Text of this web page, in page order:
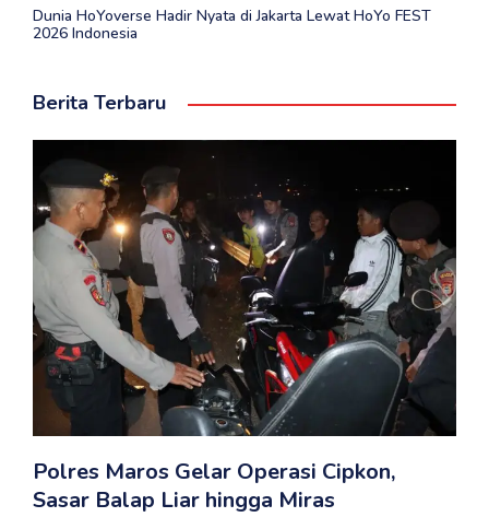
Dunia HoYoverse Hadir Nyata di Jakarta Lewat HoYo FEST
2026 Indonesia
Berita Terbaru
Polres Maros Gelar Operasi Cipkon,
Sasar Balap Liar hingga Miras